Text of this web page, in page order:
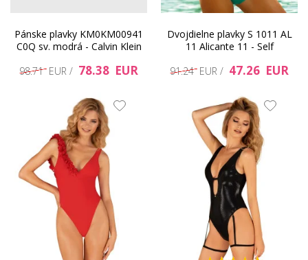
Pánske plavky KM0KM00941
C0Q sv. modrá - Calvin Klein
98.71 EUR / 78.38 EUR
Dvojdielne plavky S 1011 AL
11 Alicante 11 - Self
91.24 EUR / 47.26 EUR